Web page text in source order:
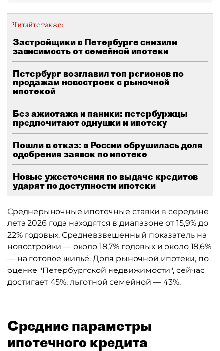
Читайте также:
Застройщики в Петербурге снизили
зависимость от семейной ипотеки
Петербург возглавил топ регионов по
продажам новостроек с рыночной
ипотекой
Без ажиотажа и паники: петербуржцы
предпочитают однушки и ипотеку
Пошли в отказ: в России обрушилась доля
одобрения заявок по ипотеке
Новые ужесточения по выдаче кредитов
ударят по доступности ипотеки
Среднерыночные ипотечные ставки в середине
лета 2026 года находятся в диапазоне от 15,9% до
22% годовых. Средневзвешенный показатель на
новостройки — около 18,7% годовых и около 18,6%
— на готовое жильё. Доля рыночной ипотеки, по
оценке "Петербургской недвижимости", сейчас
достигает 45%, льготной семейной — 43%.
Средние параметры
ипотечного кредита